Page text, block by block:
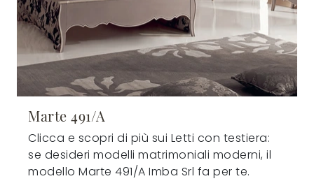
Marte 491/A
Clicca e scopri di più sui Letti con testiera:
se desideri modelli matrimoniali moderni, il
modello Marte 491/A Imba Srl fa per te.